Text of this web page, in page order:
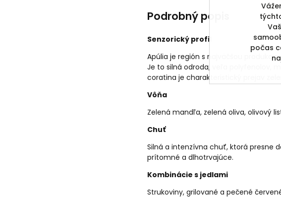
počas
Podrobný popis
Senzorický profil
Apúlia je región s najväčšou
Je to silná odroda, veľa polyfenolov,
coratina je charakteristický prejav
Vôňa
Zelená mandľa, zelená oliva, olivový
Chuť
Silná a intenzívna chuť, ktorá presne
prítomné a dlhotrvajúce.
Kombinácie s jedlami
Strukoviny, grilované a pečené